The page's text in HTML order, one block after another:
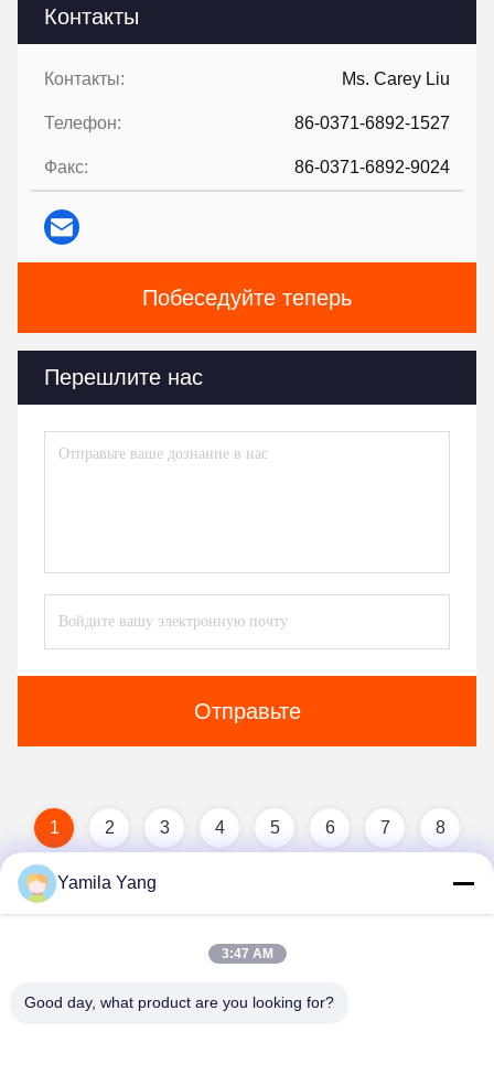
Контакты
Контакты: Ms. Carey Liu
Телефон: 86-0371-6892-1527
Факс: 86-0371-6892-9024
Побеседуйте теперь
Перешлите нас
Отправьте
1 2 3 4 5 6 7 8
Yamila Yang
3:47 AM
Good day, what product are you looking for?